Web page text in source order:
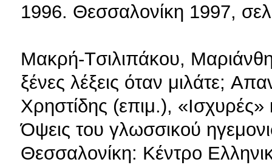
1996. Θεσσαλονίκη 1997,
Mακρή-Tσιλιπάκου,
ξένες λέξεις όταν μιλάτε;
Xρηστίδης (επιμ.),
Όψεις του γλωσσικού
Θεσσαλονίκη: Kέντρο